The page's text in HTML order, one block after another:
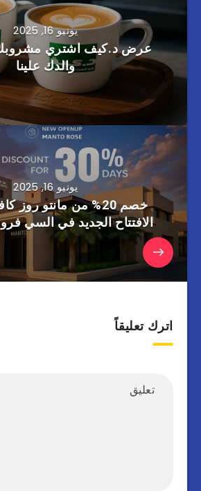
يونيو 16, 2025
عرض د.كيف اشتري
والدك علينا
يونيو 16, 2025
خصم 20% من مانتو روز
الافتتاح الجديد في السي
اترك تعليقاً